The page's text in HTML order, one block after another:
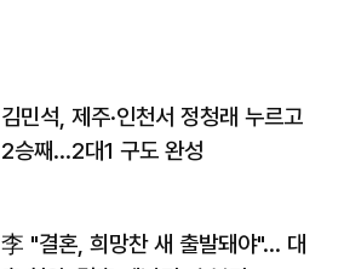
김민석, 제주·인천서 정청래 누르고
2승째…2대1 구도 완성
李 "결혼, 희망찬 새 출발돼야"… 대